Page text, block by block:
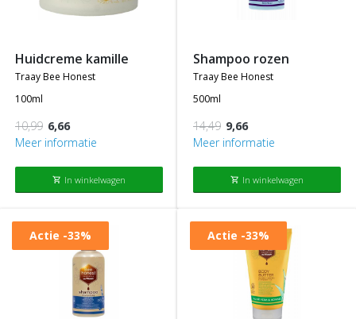
huidcreme kamille
traay bee honest
100ml
10,99 6,66
Meer informatie
shopping_cart In winkelwagen
shampoo rozen
traay bee honest
500ml
14,49 9,66
Meer informatie
shopping_cart In winkelwagen
Actie -33% Actie -33%